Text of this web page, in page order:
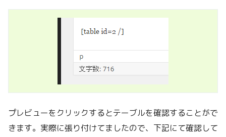
プレビューをクリックするとテーブルを確認することがで
きます。実際に張り付けてましたので、下記にて確認して